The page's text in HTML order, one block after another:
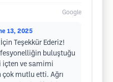
Google
13, 2025
Teşekkür Ederiz!
buluştuğu
içten ve samimi
mutlu etti. Ağrı